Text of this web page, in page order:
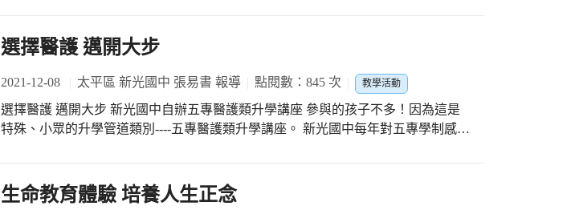
驗出一段段刻骨銘心又耐人尋味的成長故事！ #今天在葫蘆墩文化中心的比賽場
劇比賽》舞台劇優等獎 108學年度《全國戲劇比賽》舞台劇台中市初賽第二名(全國
賽因疫情停辦) 109學年度《全國戲劇比賽》舞台劇台中市初賽特優(全國賽因疫情停
辦) #忠孝國小社團
月，就開始寫計畫，練習分組，操作各種在校外教學時，可能遇到的迷路、走失、
吵架等等狀況，也練習在博物館中、港區藝術中心的參觀導覽時，要注意的參觀禮
儀，甚至還要練習如何適當的提問。 在高美溼地的部份，老師針對海邊的生態，進
行學習單的設計與操作，有些參與的孩子跟老師說，這是他第一次來到高美溼地，
木棧道上，輔導室的老師馬上化身生態導覽員，與輔導室孩子互動，有孩子表示
「螃蟹這麼小隻，怎麼吃？」「同學！那是招潮蟹，不可以吃，不要只是想著吃
中，有好玩的事，也有搞笑的事情，甚至也發生突發的事件----孩子腳受傷了，雖然
選擇醫護 邁開大步
2021-12-08 太平區 新光國中 張易書 報導 點閱數：845 次 教學活動
選擇醫護 邁開大步 新光國中自辦五專醫護類升學講座 參與的孩子不多！因為這是
特殊、小眾的升學管道類別----五專醫護類升學講座。 新光國中每年對五專學制感到
子，輔導室聯繫五專醫護類的講師林佳宜老師，來到現場為30位左右的孩子，針對
五專醫護類的學制、課程的設計與科別的生涯進路，做了一場面對面的介紹，與其
生命教育體驗 培養人生正念